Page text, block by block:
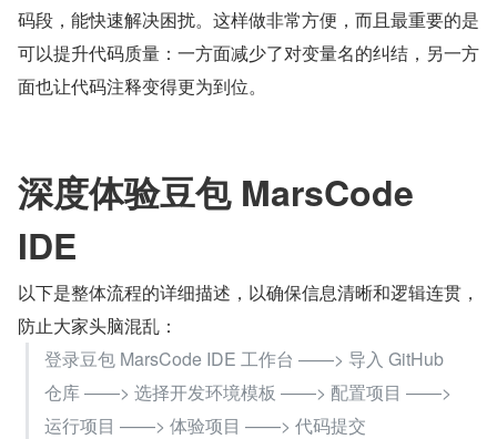
码段，能快速解决困扰。这样做非常方便，而且最重要的是
可以提升代码质量：一方面减少了对变量名的纠结，另一方
面也让代码注释变得更为到位。
深度体验豆包 MarsCode
IDE
以下是整体流程的详细描述，以确保信息清晰和逻辑连贯，
防止大家头脑混乱：
登录豆包 MarsCode IDE 工作台 ——> 导入 GitHub
仓库 ——> 选择开发环境模板 ——> 配置项目 ——>
运行项目 ——> 体验项目 ——> 代码提交